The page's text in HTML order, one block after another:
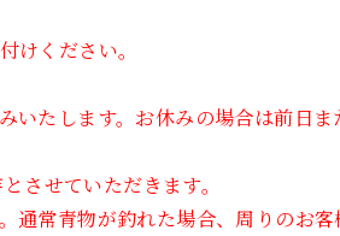
けください。
いたします。お休みの場合は前日
させていただきます。
通常青物が釣れた場合、周りのお